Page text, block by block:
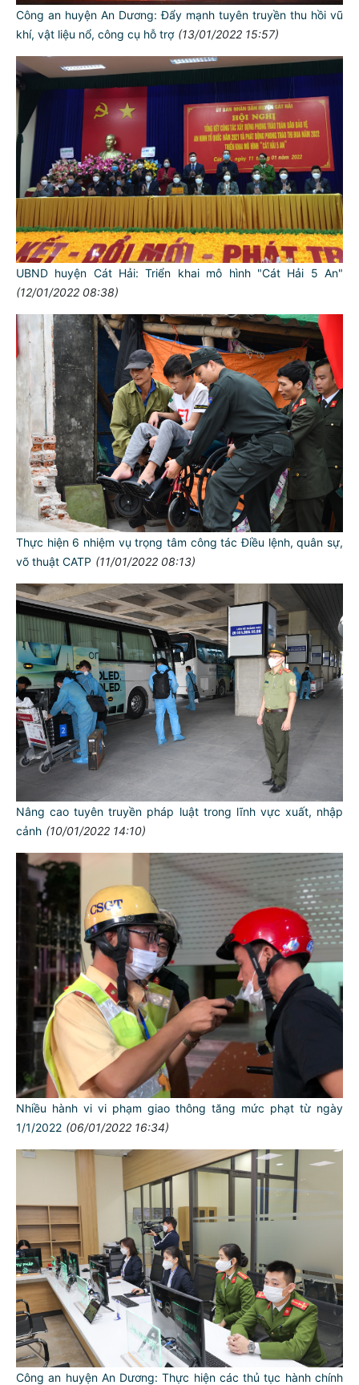
Công an huyện An Dương: Đẩy mạnh tuyên truyền thu hồi vũ
khí, vật liệu nổ, công cụ hỗ trợ (13/01/2022 15:57)
UBND huyện Cát Hải: Triển khai mô hình "Cát Hải 5 An"
(12/01/2022 08:38)
Thực hiện 6 nhiệm vụ trọng tâm công tác Điều lệnh, quân sự,
võ thuật CATP (11/01/2022 08:13)
Nâng cao tuyên truyền pháp luật trong lĩnh vực xuất, nhập
cảnh (10/01/2022 14:10)
Nhiều hành vi vi phạm giao thông tăng mức phạt từ ngày
1/1/2022 (06/01/2022 16:34)
Công an huyện An Dương: Thực hiện các thủ tục hành chính